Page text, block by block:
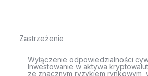
Zastrzeżenie
Wyłączenie odpowiedzialności
Inwestowanie w aktywa
ze znacznym ryzykiem rynkowym,